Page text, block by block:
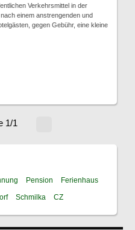
Verkehrsmittel in der
einem anstrengenden und
gegen Gebühr, eine kleine
1/1
Pension
Ferienhaus
Schmilka CZ